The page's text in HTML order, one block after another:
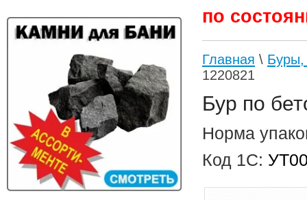
по
Главная \ Буры,
1220821
Бур по
Норма
Код 1С: